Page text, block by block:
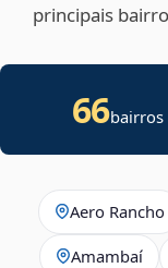
principais
66bairros
Aero Rancho
Amambaí